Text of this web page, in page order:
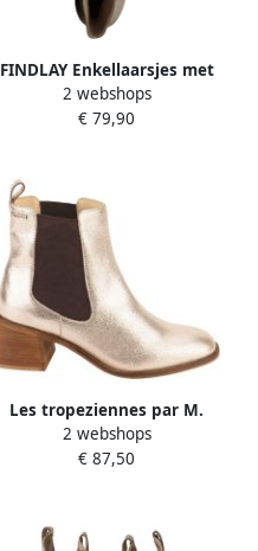
FINDLAY Enkellaarsjes met
rits
2 webshops
€ 79,90
Les tropeziennes par M.
Belarbi Filou leren
enkellaarsjes
2 webshops
€ 87,50